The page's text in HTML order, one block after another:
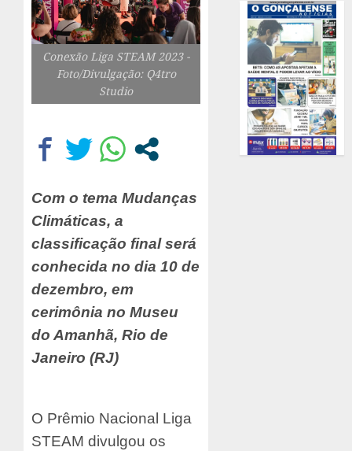
Conexão Liga STEAM 2023 -
Foto/Divulgação: Q4tro
Studio
Com o tema Mudanças
Climáticas, a
classificação final será
conhecida no dia 10 de
dezembro, em
cerimônia no Museu
do Amanhã, Rio de
Janeiro (RJ)
O Prêmio Nacional Liga
STEAM divulgou os